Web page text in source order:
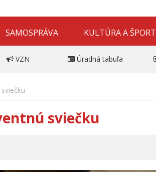
SAMOSPRÁVA KULTÚRA A ŠPORT
VZN Úradná tabuľa
sviečku